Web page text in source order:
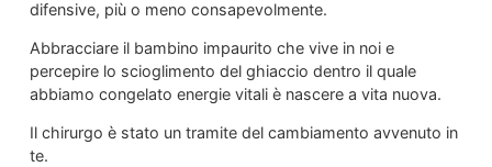
difensive, più o meno consapevolmente.
Abbracciare il bambino impaurito che vive in noi e
percepire lo scioglimento del ghiaccio dentro il quale
abbiamo congelato energie vitali è nascere a vita nuova.
Il chirurgo è stato un tramite del cambiamento avvenuto in
te.